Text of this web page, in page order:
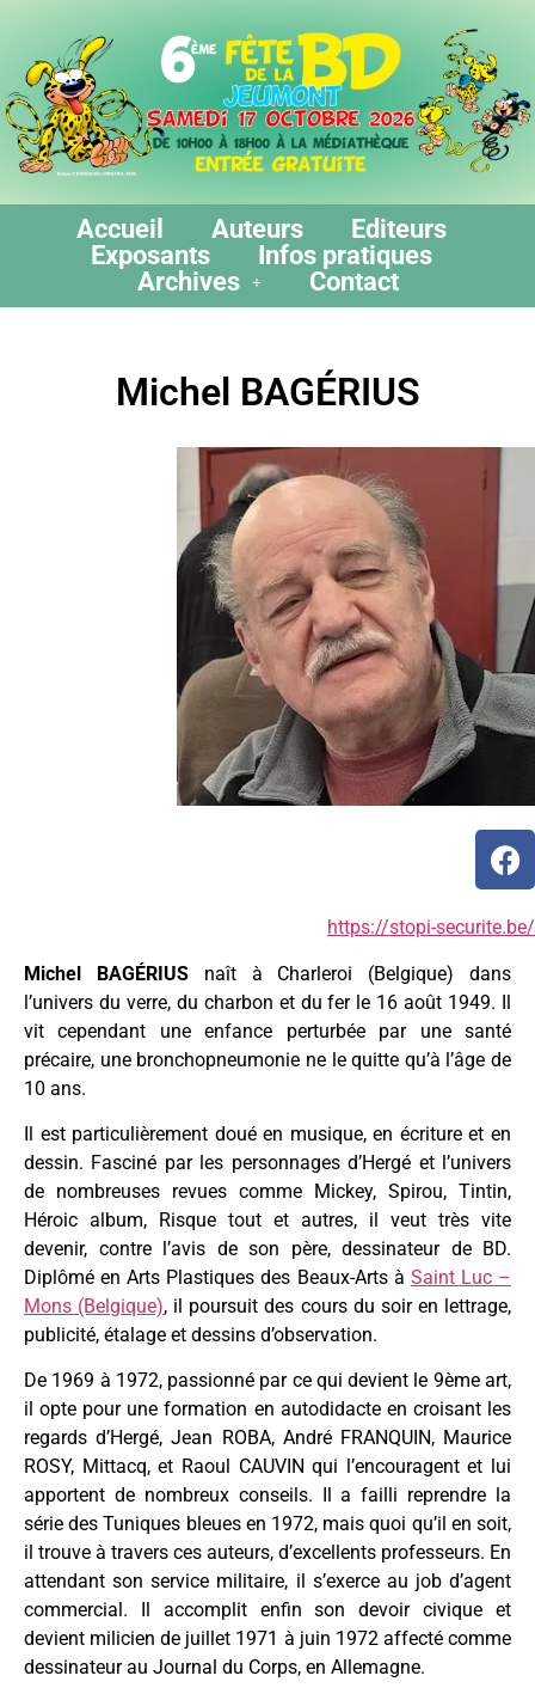
Accueil Auteurs
Editeurs
Exposants
Infos pratiques
Archives
Contact
Michel BAGÉRIUS
https://stopi-securite.be/
Michel BAGÉRIUSnaît à Charleroi (Belgique) dans
l’univers du verre, du charbon et du fer le 16 août 1949. Il
vit cependant une enfance perturbée par une santé
précaire, une bronchopneumonie ne le quitte qu’à l’âge de
10 ans.
Il est particulièrement doué en musique, en écriture et en
dessin. Fasciné par les personnages d’Hergé et l’univers
de nombreuses revues comme Mickey, Spirou, Tintin,
Héroic album, Risque tout et autres, il veut très vite
devenir, contre l’avis de son père, dessinateur de BD.
Diplômé en Arts Plastiques des Beaux-Arts à Saint Luc –
Mons (Belgique), il poursuit des cours du soir en lettrage,
publicité, étalage et dessins d’observation.
De 1969 à 1972, passionné par ce qui devient le 9ème art,
il opte pour une formation en autodidacte en croisant les
regards d’Hergé, Jean ROBA, André FRANQUIN, Maurice
ROSY, Mittacq, et Raoul CAUVIN qui l’encouragent et lui
apportent de nombreux conseils. Il a failli reprendre la
série des Tuniques bleues en 1972, mais quoi qu’il en soit,
il trouve à travers ces auteurs, d’excellents professeurs. En
attendant son service militaire, il s’exerce au job d’agent
commercial. Il accomplit enfin son devoir civique et
devient milicien de juillet 1971 à juin 1972 affecté comme
dessinateur au Journal du Corps, en Allemagne.